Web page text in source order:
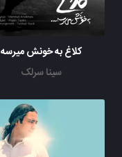
کلاغ به خونش میر‌‌سه
سینا سرلک